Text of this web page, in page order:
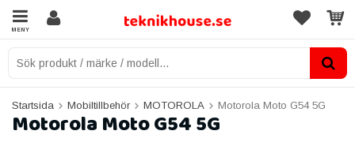
MENY
Startsida Mobiltillbehör MOTOROLA Motorola Moto G54 5G
Motorola Moto G54 5G